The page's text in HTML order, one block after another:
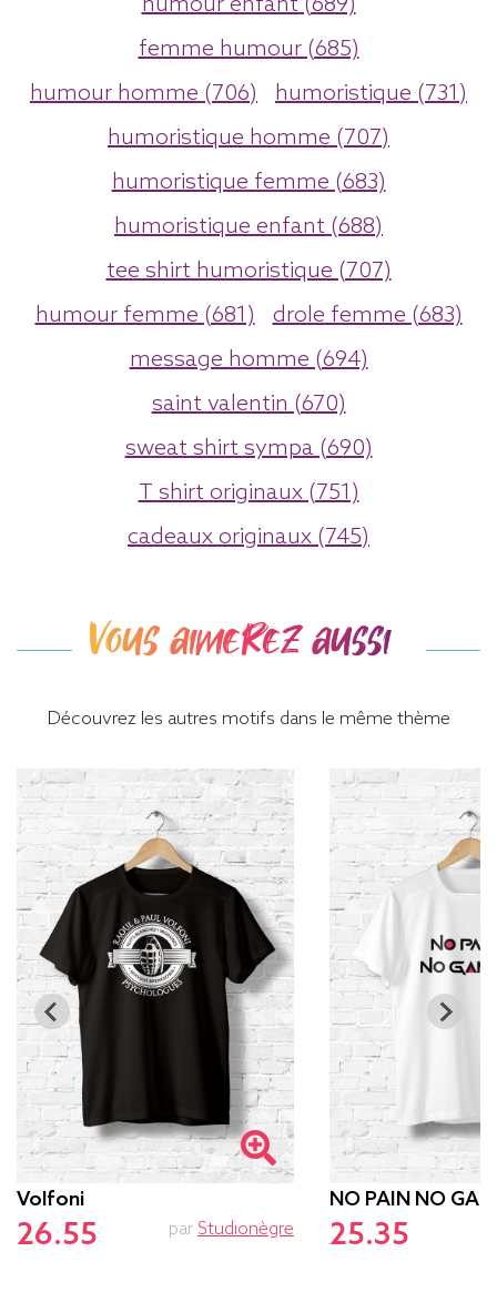
femme humour (685)
humour homme (706)
humoristique (731)
humoristique homme (707)
humoristique femme (683)
humoristique enfant (688)
tee shirt humoristique (707)
humour femme (681)
drole femme (683)
message homme (694)
saint valentin (670)
sweat shirt sympa (690)
T shirt originaux (751)
cadeaux originaux (745)
Vous aimerez aussi
Découvrez les autres motifs dans le même thème
Volfoni
26.55 par Studionègre
NO PAIN NO
25.35